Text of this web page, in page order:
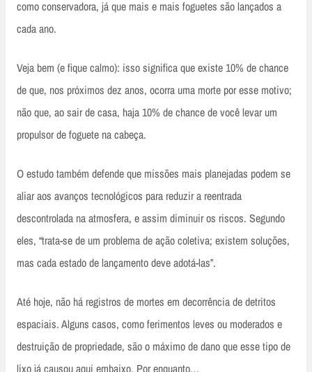
como conservadora, já que mais e mais foguetes são lançados a
cada ano.
Veja bem (e fique calmo): isso significa que existe 10% de chance
de que, nos próximos dez anos, ocorra uma morte por esse motivo;
não que, ao sair de casa, haja 10% de chance de você levar um
propulsor de foguete na cabeça.
O estudo também defende que missões mais planejadas podem se
aliar aos avanços tecnológicos para reduzir a reentrada
descontrolada na atmosfera, e assim diminuir os riscos. Segundo
eles, “trata-se de um problema de ação coletiva; existem soluções,
mas cada estado de lançamento deve adotá-las”.
Até hoje, não há registros de mortes em decorrência de detritos
espaciais. Alguns casos, como ferimentos leves ou moderados e
destruição de propriedade, são o máximo de dano que esse tipo de
lixo já causou aqui embaixo. Por enquanto…